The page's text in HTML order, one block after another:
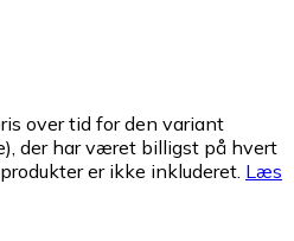
over tid for den variant
der har været billigst på hvert
er ikke inkluderet. Læs